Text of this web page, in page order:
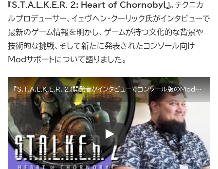
『S.T.A.L.K.E.R. 2: Heart of Chornobyl
』。テクニカ
ルプロデューサー、イェヴヘン・クーリック氏がインタビューで
最新のゲーム情報を明かし、ゲームが持つ文化的な背景や
技術的な挑戦、そして新たに発表されたコンソール向け
Modサポートについて語りました。
『S.T.A.L.K.E.R. 2』開発者がインタビューでコンソール版のMod対応やパフォーマンス最適化強化など最新情報を発表！ウクライナ文化を反映した壮大なオープンワールド